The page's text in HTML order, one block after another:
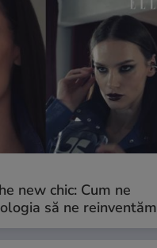
new chic: Cum ne
să ne reinventăm